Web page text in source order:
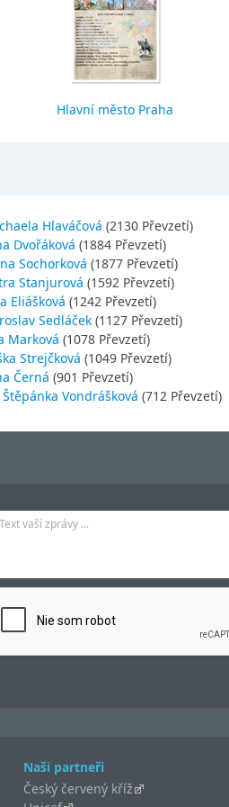
Hlavní město Praha
Hlaváčová (2130 Převzetí)
Dvořáková (1884 Převzetí)
Sochorková (1877 Převzetí)
Stanjurová (1592 Převzetí)
Eliášková (1242 Převzetí)
Sedláček (1127 Převzetí)
Marková (1078 Převzetí)
Strejčková (1049 Převzetí)
Černá (901 Převzetí)
Štěpánka Vondrášková (712 Převzetí)
Naši partneři
Český červený kříž